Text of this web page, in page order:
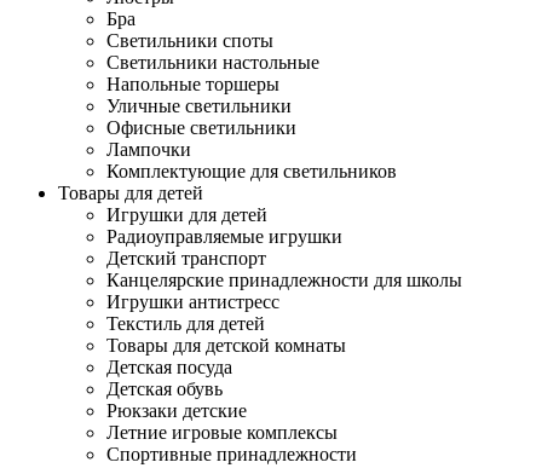
Бра
Светильники споты
Светильники настольные
Напольные торшеры
Уличные светильники
Офисные светильники
Лампочки
Комплектующие для светильников
Товары для детей
Игрушки для детей
Радиоуправляемые игрушки
Детский транспорт
Канцелярские принадлежности для школы
Игрушки антистресс
Текстиль для детей
Товары для детской комнаты
Детская посуда
Детская обувь
Рюкзаки детские
Летние игровые комплексы
Спортивные принадлежности